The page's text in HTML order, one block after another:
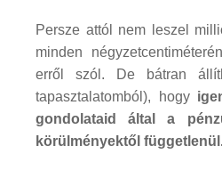
Persze attól nem leszel
minden
erről szól. De bátran
tapasztalatomból), hogy
gondolataid által a
körülményektől